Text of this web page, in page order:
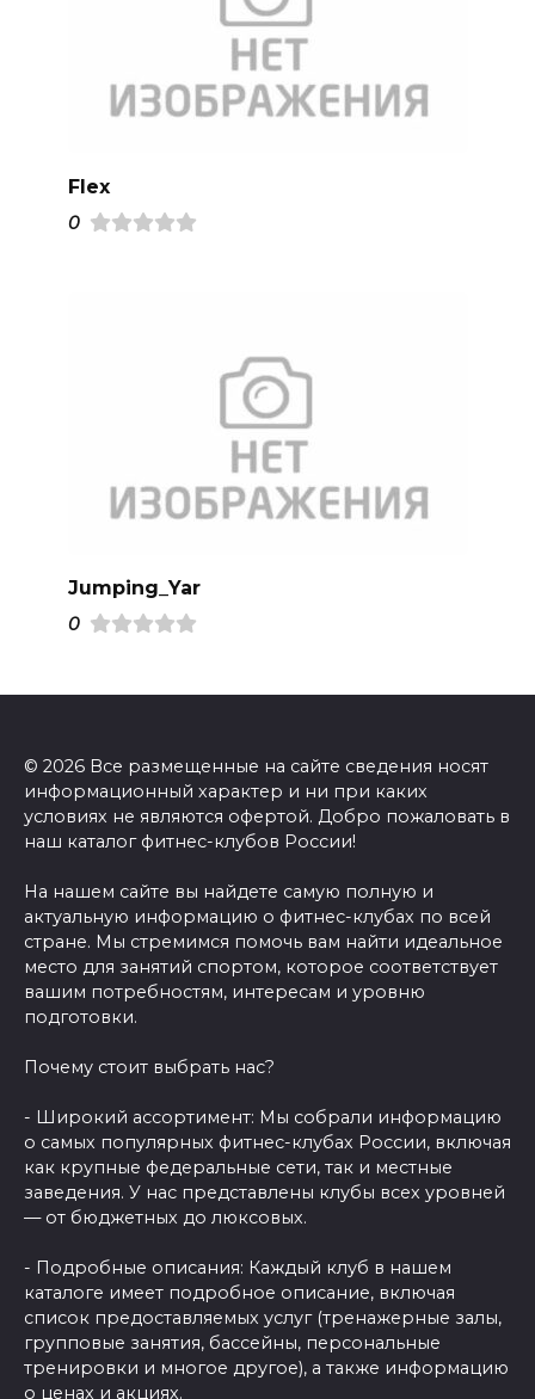
Flex
0
Jumping_Yar
0
© 2026 Все размещенные на сайте сведения носят
информационный характер и ни при каких
условиях не являются офертой. Добро пожаловать в
наш каталог фитнес-клубов России!
На нашем сайте вы найдете самую полную и
актуальную информацию о фитнес-клубах по всей
стране. Мы стремимся помочь вам найти идеальное
место для занятий спортом, которое соответствует
вашим потребностям, интересам и уровню
подготовки.
Почему стоит выбрать нас?
- Широкий ассортимент: Мы собрали информацию
о самых популярных фитнес-клубах России, включая
как крупные федеральные сети, так и местные
заведения. У нас представлены клубы всех уровней
— от бюджетных до люксовых.
- Подробные описания: Каждый клуб в нашем
каталоге имеет подробное описание, включая
список предоставляемых услуг (тренажерные залы,
групповые занятия, бассейны, персональные
тренировки и многое другое), а также информацию
о ценах и акциях.